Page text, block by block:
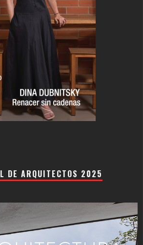
DE ARQUITECTOS 2025